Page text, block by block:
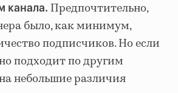
канала. Предпочтительно,
было, как минимум,
подписчиков. Но если
подходит по другим
небольшие различия